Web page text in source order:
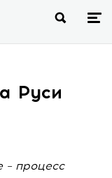
Руси
– процесс